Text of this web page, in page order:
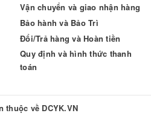
gồm pin)
Vận chuyển và giao nhận hàng
Bảo hành và Bảo Trì
Đổi/Trả hàng và Hoàn tiền
Quy định và hình thức thanh
toán
thuộc về DCYK.VN